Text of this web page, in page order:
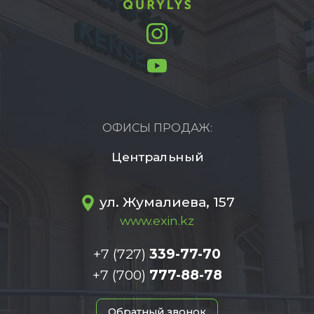
ОФИСЫ ПРОДАЖ:
Центральный
ул. Жумалиева, 157
www.exin.kz
+7 (727) 339-77-70
+7 (700) 777-88-78